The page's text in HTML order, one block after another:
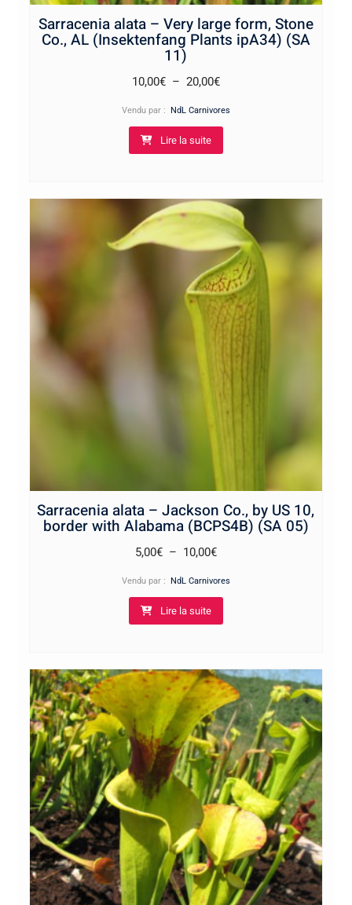
Sarracenia alata – Very large form, Stone
Co., AL (Insektenfang Plants ipA34) (SA
11)
10,00€ – 20,00€Plage
Vendu par : NdL Carnivores
Lire la suite
Sarracenia alata – Jackson Co., by US 10,
border with Alabama (BCPS4B) (SA 05)
5,00€ – 10,00€Plage
Vendu par : NdL Carnivores
Lire la suite